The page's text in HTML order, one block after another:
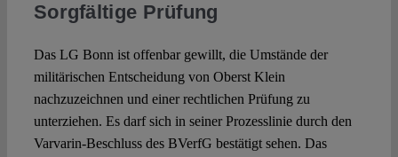
Sorgfältige Prüfung
Das LG Bonn ist offenbar gewillt, die Umstände der
militärischen Entscheidung von Oberst Klein
nachzuzeichnen und einer rechtlichen Prüfung zu
unterziehen. Es darf sich in seiner Prozesslinie durch den
Varvarin-Beschluss des BVerfG bestätigt sehen. Das